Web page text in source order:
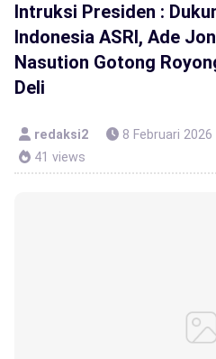
Intruksi Presiden :
Indonesia ASRI, Ade
Nasution Gotong
Deli
redaksi2 8 Februari 2026
41 views